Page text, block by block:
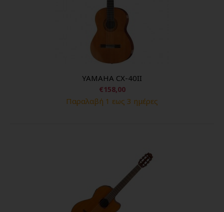
YAMAHA CX-40II
€158,00
Παραλαβή 1 εως 3 ημέρες